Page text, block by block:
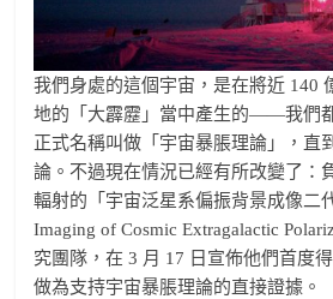
我們身處的這個宇宙，是在將近 140
地的「大霹靂」當中產生的——我們
正式名稱叫做「宇宙暴脹理論」，直
論。不過現在情況已經有所改變了：
輻射的「宇宙泛星系偏振背景成像二
Imaging of Cosmic Extragalactic
究團隊，在 3 月 17 日宣佈他們首度
做為支持宇宙暴脹理論的直接證據。